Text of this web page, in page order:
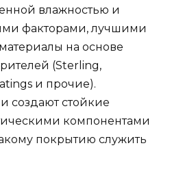
влажностью и
факторами, лучшими
на основе
(Sterling,
и прочие).
создают стойкие
компонентами
покрытию служить